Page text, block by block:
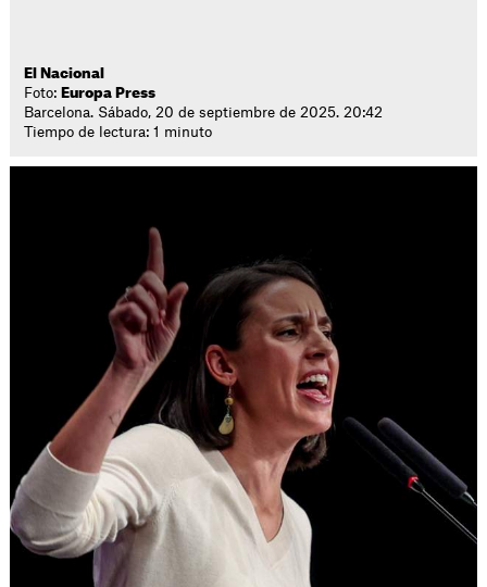
El Nacional
Foto: Europa Press
Barcelona. Sábado, 20 de septiembre de 2025. 20:42
Tiempo de lectura: 1 minuto